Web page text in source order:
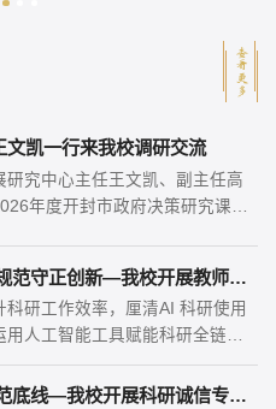
查看更多
凯一行来我校调研交流
究中心主任王文凯、副主任高
年度开封市政府决策研究课题
AI赋能科研提质增效 恪守伦理规范守正创新—我校开展教师科研...
研工作效率，厘清AI 科研使用
人工智能工具赋能科研全链
筑牢科研诚信防线 严守学术规范底线—我校开展科研诚信专题讲座